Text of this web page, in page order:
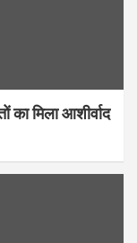
मिला आशीर्वाद